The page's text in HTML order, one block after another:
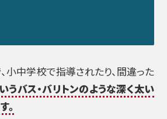
小中学校で指導されたり、間違った
うバス・バリトンのような深く太い
。